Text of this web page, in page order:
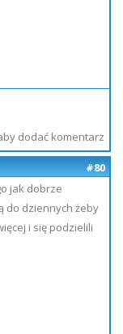
dodać komentarz
#80
jak dobrze
do dziennych żeby
i się podzielili